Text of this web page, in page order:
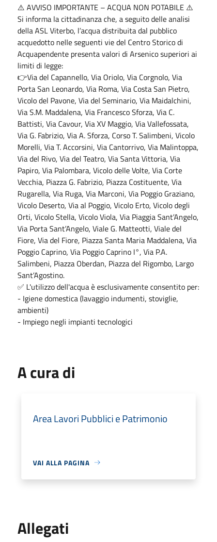
⚠️ AVVISO IMPORTANTE – ACQUA NON POTABILE ⚠️
Si informa la cittadinanza che, a seguito delle analisi
della ASL Viterbo, l’acqua distribuita dal pubblico
acquedotto nelle seguenti vie del Centro Storico di
Acquapendente presenta valori di Arsenico superiori ai
limiti di legge:
👉Via del Capannello, Via Oriolo, Via Corgnolo, Via
Porta San Leonardo, Via Roma, Via Costa San Pietro,
Vicolo del Pavone, Via del Seminario, Via Maidalchini,
Via S.M. Maddalena, Via Francesco Sforza, Via C.
Battisti, Via Cavour, Via XV Maggio, Via Vallefossata,
Via G. Fabrizio, Via A. Sforza, Corso T. Salimbeni, Vicolo
Morelli, Via T. Accorsini, Via Cantorrivo, Via Malintoppa,
Via del Rivo, Via del Teatro, Via Santa Vittoria, Via
Papiro, Via Palombara, Vicolo delle Volte, Via Corte
Vecchia, Piazza G. Fabrizio, Piazza Costituente, Via
Rugarella, Via Ruga, Via Marconi, Via Poggio Graziano,
Vicolo Deserto, Via al Poggio, Vicolo Erto, Vicolo degli
Orti, Vicolo Stella, Vicolo Viola, Via Piaggia Sant’Angelo,
Via Porta Sant’Angelo, Viale G. Matteotti, Viale del
Fiore, Via del Fiore, Piazza Santa Maria Maddalena, Via
Poggio Caprino, Via Poggio Caprino I°, Via P.A.
Salimbeni, Piazza Oberdan, Piazza del Rigombo, Largo
Sant’Agostino.
✅ L'utilizzo dell'acqua è esclusivamente consentito per:
- Igiene domestica (lavaggio indumenti, stoviglie,
ambienti)
- Impiego negli impianti tecnologici
A cura di
Area Lavori Pubblici e Patrimonio
VAI ALLA PAGINA
Allegati